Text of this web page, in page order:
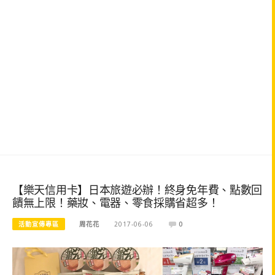
【樂天信用卡】日本旅遊必辦！終身免年費、點數回
饋無上限！藥妝、電器、零食採購省超多！
活動宣傳專區 周花花 2017-06-06 0